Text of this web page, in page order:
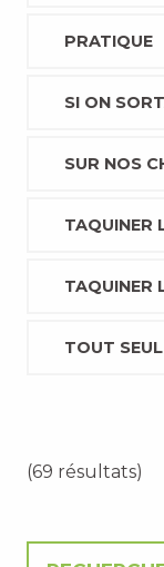
PRATIQUE
SI ON
SUR NOS
TAQUINER
TAQUINER
TOUT SEUL
(69 résultats)